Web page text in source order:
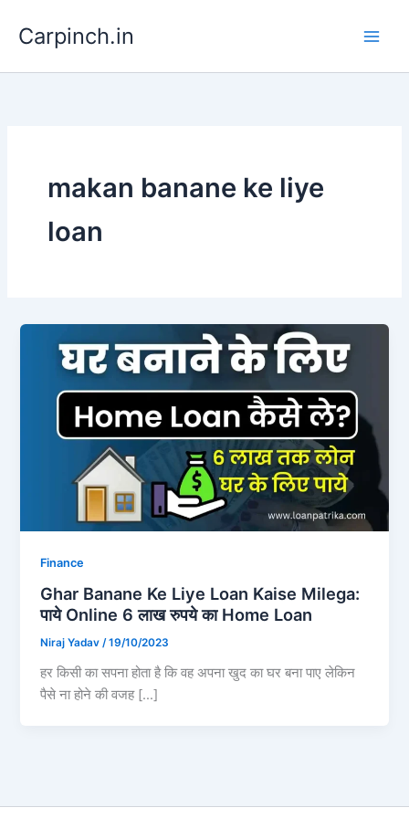
Carpinch.in
makan banane ke liye
loan
Finance
Ghar Banane Ke Liye Loan Kaise Milega:
पाये Online 6 लाख रुपये का Home Loan
Niraj Yadav/19/10/2023
हर किसी का सपना होता है कि वह अपना खुद का घर बना पाए लेकिन
पैसे ना होने की वजह […]